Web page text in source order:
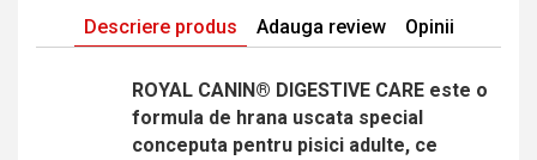
Descriere produs Adauga review Opinii
ROYAL CANIN® DIGESTIVE CARE este o
formula de hrana uscata special
conceputa pentru pisici adulte, ce